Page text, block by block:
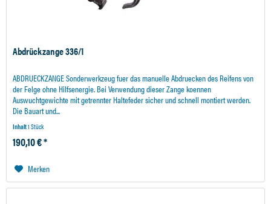
Abdrückzange 336/1
ABDRUECKZANGE Sonderwerkzeug fuer das manuelle Abdruecken des Reifens von
der Felge ohne Hilfsenergie. Bei Verwendung dieser Zange koennen
Auswuchtgewichte mit getrennter Haltefeder sicher und schnell montiert werden.
Die Bauart und...
Inhalt1 Stück
190,10 € *
Merken